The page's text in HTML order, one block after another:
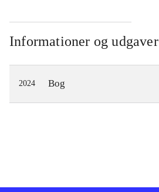
Informationer og udgaver
2024 Bog